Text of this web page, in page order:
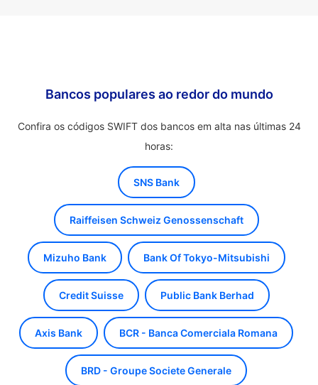
Bancos populares ao redor do mundo
Confira os códigos SWIFT dos bancos em alta nas últimas 24
horas:
SNS Bank
Raiffeisen Schweiz Genossenschaft
Mizuho Bank Bank Of Tokyo-Mitsubishi
Credit Suisse Public Bank Berhad
Axis Bank BCR - Banca Comerciala Romana
BRD - Groupe Societe Generale